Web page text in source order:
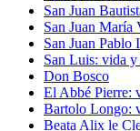
San Juan
San Juan María
San Juan Pablo
San Luis: vida y
Don Bosco
El Abbé Pierre:
Bartolo Longo:
Beata Alix le